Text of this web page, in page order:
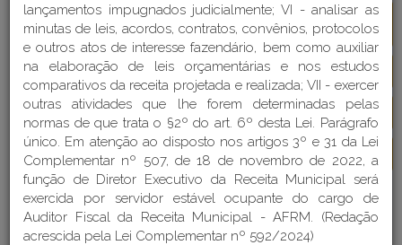
Secretaria de Desenvolvimento Econômico
Indústria Comércio e Serviços
Detalhes
Secretaria de Governança Detalhes
Secretaria de Infraestrutura e Obras Detalhes
Secretaria Geral
FUNDAÇÕES MUNICIPAIS
lançamentos impugnados judicialmente; VI - analisar as
minutas de leis, acordos, contratos, convênios, protocolos
e outros atos de interesse fazendário, bem como auxiliar
na elaboração de leis orçamentárias e nos estudos
comparativos da receita projetada e realizada; VII - exercer
outras atividades que lhe forem determinadas pelas
normas de que trata o §2º do art. 6º desta Lei. Parágrafo
único. Em atenção ao disposto nos artigos 3º e 31 da Lei
Complementar nº 507, de 18 de novembro de 2022, a
função de Diretor Executivo da Receita Municipal será
exercida por servidor estável ocupante do cargo de
Auditor Fiscal da Receita Municipal - AFRM. (Redação
acrescida pela Lei Complementar nº 592/2024)